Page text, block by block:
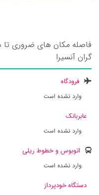
فاصله مکان های ضروری تا
گران آنسیرا
فرودگاه
وارد نشده است
عابربانک
وارد نشده است
اتوبوس و خطوط ریلی
وارد نشده است
دستگاه خودپرداز